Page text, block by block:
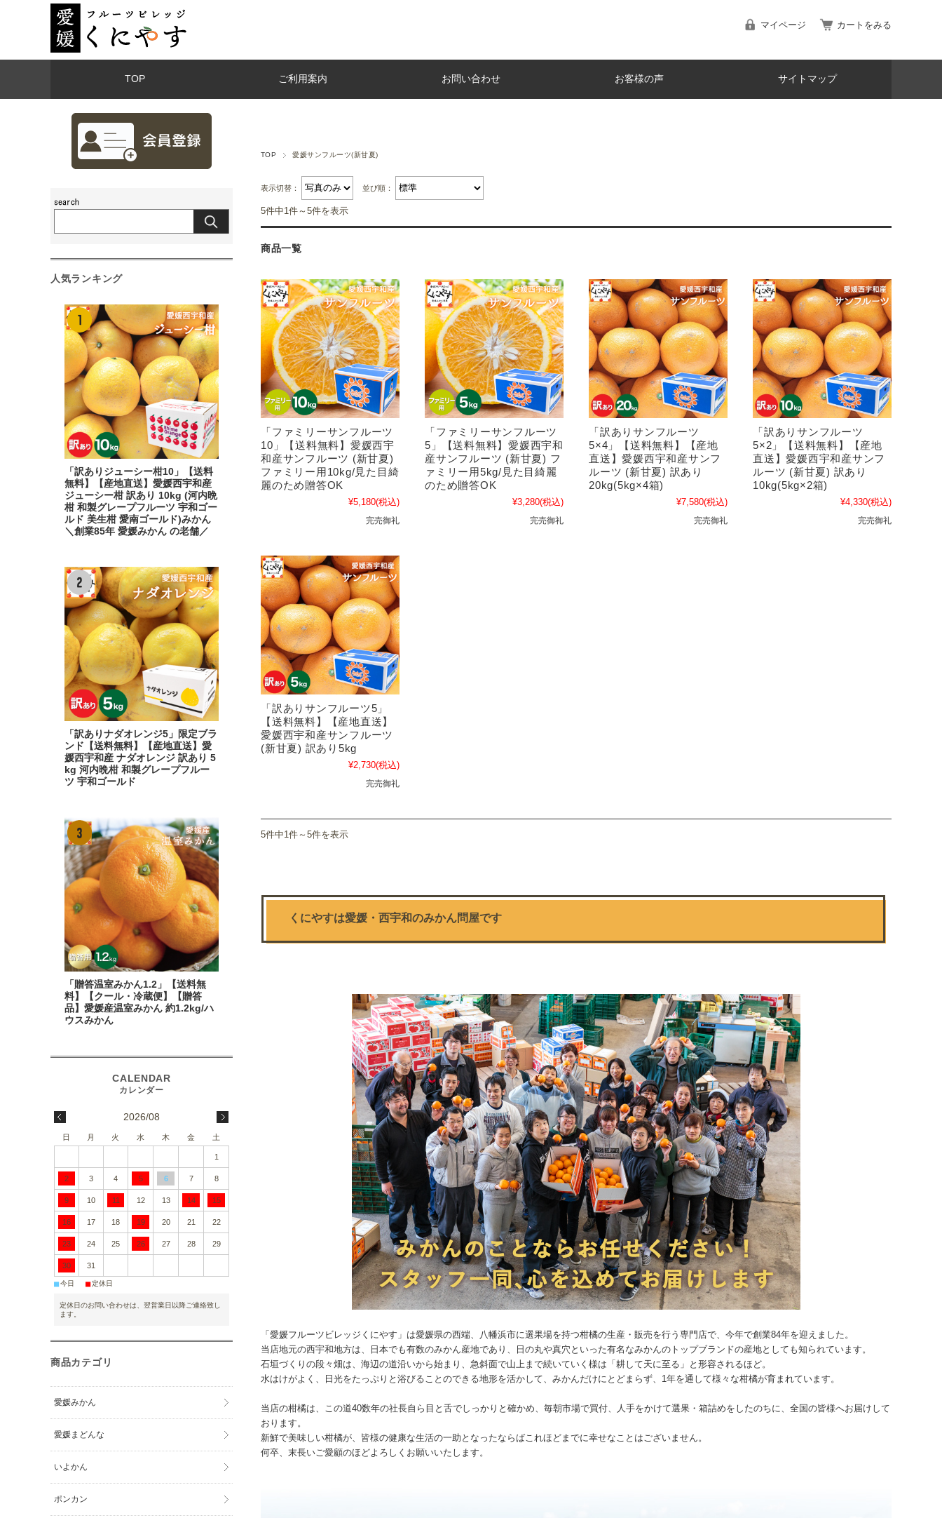
マイページ カートをみる
TOP ご利用案内 お問い合わせ お客様の声 サイトマップ
TOP 愛媛サンフルーツ(新甘夏)
表示切替： 並び順：
5件中1件～5件を表示
商品一覧
「ファミリーサンフルーツ
10」【送料無料】愛媛西宇
和産サンフルーツ (新甘夏)
ファミリー用10kg/見た目綺
麗のため贈答OK
¥5,180(税込)
完売御礼
「ファミリーサンフルーツ
5」【送料無料】愛媛西宇和
産サンフルーツ (新甘夏) フ
ァミリー用5kg/見た目綺麗
のため贈答OK
¥3,280(税込)
完売御礼
「訳ありサンフルーツ
5×4」【送料無料】【産地
直送】愛媛西宇和産サンフ
ルーツ (新甘夏) 訳あり
20kg(5kg×4箱)
¥7,580(税込)
完売御礼
「訳ありサンフルーツ
5×2」【送料無料】【産地
直送】愛媛西宇和産サンフ
ルーツ (新甘夏) 訳あり
10kg(5kg×2箱)
¥4,330(税込)
完売御礼
「訳ありサンフルーツ5」
【送料無料】【産地直送】
愛媛西宇和産サンフルーツ
(新甘夏) 訳あり5kg
¥2,730(税込)
完売御礼
5件中1件～5件を表示
くにやすは愛媛・西宇和のみかん問屋です
「愛媛フルーツビレッジくにやす」は愛媛県の西端、八幡浜市に選果場を持つ柑橘の生産・販売を行う専門店で、今年で創業84年を迎えました。
当店地元の西宇和地方は、日本でも有数のみかん産地であり、日の丸や真穴といった有名なみかんのトップブランドの産地としても知られています。
石垣づくりの段々畑は、海辺の道沿いから始まり、急斜面で山上まで続いていく様は「耕して天に至る」と形容されるほど。
水はけがよく、日光をたっぷりと浴びることのできる地形を活かして、みかんだけにとどまらず、1年を通して様々な柑橘が育まれています。
当店の柑橘は、この道40数年の社長自ら目と舌でしっかりと確かめ、毎朝市場で買付、人手をかけて選果・箱詰めをしたのちに、全国の皆様へお届けして
おります。
新鮮で美味しい柑橘が、皆様の健康な生活の一助となったならばこれほどまでに幸せなことはございません。
何卒、末長いご愛顧のほどよろしくお願いいたします。
人気ランキング
「訳ありジューシー柑10」【送料
無料】【産地直送】愛媛西宇和産
ジューシー柑 訳あり 10kg (河内晩
柑 和製グレープフルーツ 宇和ゴー
ルド 美生柑 愛南ゴールド)みかん
＼創業85年 愛媛みかん の老舗／
「訳ありナダオレンジ5」限定ブラ
ンド【送料無料】【産地直送】愛
媛西宇和産 ナダオレンジ 訳あり 5
kg 河内晩柑 和製グレープフルー
ツ 宇和ゴールド
「贈答温室みかん1.2」【送料無
料】【クール・冷蔵便】【贈答
品】愛媛産温室みかん 約1.2kg/ハ
ウスみかん
2026/08
日 月 火 水 木 金 土
1
2 3 4 5 6 7 8
9 10 11 12 13 14 15
16 17 18 19 20 21 22
23 24 25 26 27 28 29
30 31
■今日 ■定休日
定休日のお問い合わせは、翌営業日以降ご連絡致し
ます。
商品カテゴリ
愛媛みかん
愛媛まどんな
いよかん
ポンカン